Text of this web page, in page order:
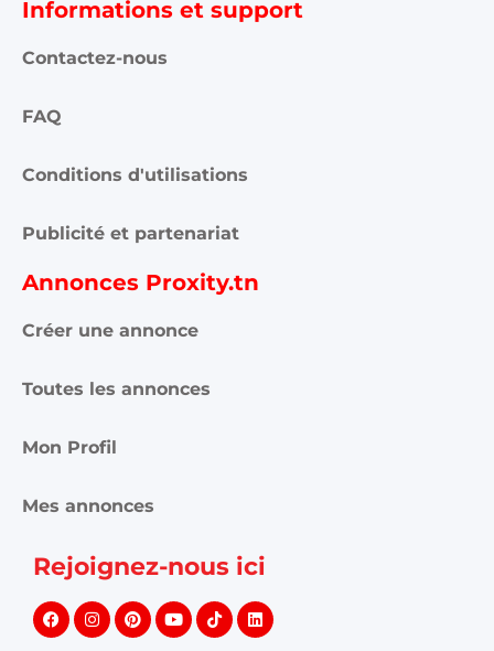
Informations et support
Contactez-nous
FAQ
Conditions d'utilisations
Publicité et partenariat
Annonces Proxity.tn
Créer une annonce
Toutes les annonces
Mon Profil
Mes annonces
Rejoignez-nous ici